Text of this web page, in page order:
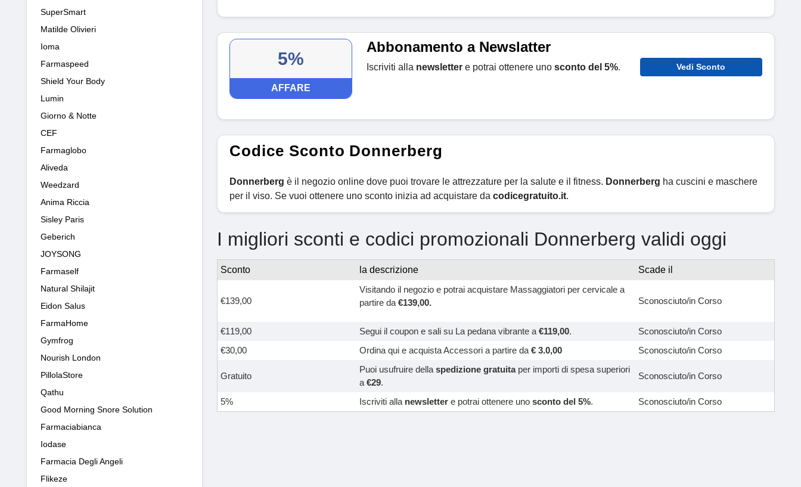
SuperSmart
Matilde Olivieri
Ioma
Farmaspeed
Shield Your Body
Lumin
Giorno & Notte
CEF
Farmaglobo
Aliveda
Weedzard
Anima Riccia
Sisley Paris
Geberich
JOYSONG
Farmaself
Natural Shilajit
Eidon Salus
FarmaHome
Gymfrog
Nourish London
PillolaStore
Qathu
Good Morning Snore Solution
Farmaciabianca
Iodase
Farmacia Degli Angeli
Flikeze
5%
AFFARE
Abbonamento a Newslatter
Iscriviti alla newslettere potrai ottenere uno sconto del 5%. Vedi Sconto
Codice Sconto Donnerberg
Donnerberg è il negozio online dove puoi trovare le attrezzature per la salute e il fitness. Donnerberg ha cuscini e maschere
per il viso. Se vuoi ottenere uno sconto inizia ad acquistare da codicegratuito.it.
I migliori sconti e codici promozionali Donnerberg validi oggi
Sconto la descrizione Scade il
€139,00
Visitando il negozio e potrai acquistare Massaggiatori per cervicale a
partire da €139,00. Sconosciuto/in Corso
€119,00 Segui il coupon e sali su La pedana vibrante a €119,00.
Sconosciuto/in Corso
€30,00
Ordina qui e acquista Accessori a partire da € 3.0,00 Sconosciuto/in Corso
Gratuito
Puoi usufruire della spedizione gratuitaper importi di spesa superiori
a €29.
Sconosciuto/in Corso
5% Iscriviti alla newsletter e potrai ottenere uno sconto del 5%. Sconosciuto/in Corso